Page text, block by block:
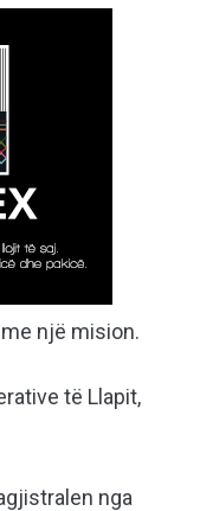
një mision.
të Llapit,
nga